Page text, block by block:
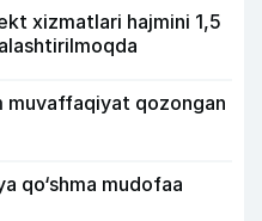
xizmatlari hajmini 1,5
muvaffaqiyat qozongan
qo‘shma mudofaa